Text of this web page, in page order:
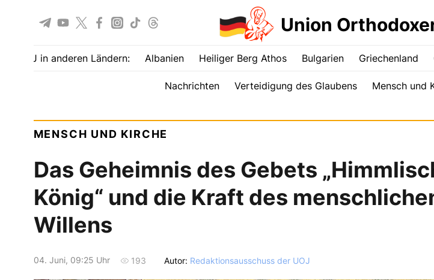
Union
UOJ in anderen Ländern: Albanien Heiliger Berg Athos Bulgarien Griechenland
Nachrichten Verteidigung des Glaubens Mensch und
MENSCH UND KIRCHE
Das Geheimnis des Gebets
König“ und die Kraft des
Willens
04. Juni, 09:25 Uhr 193 Autor: Redaktionsausschuss der UOJ